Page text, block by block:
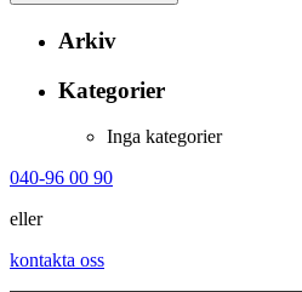
Arkiv
Kategorier
Inga kategorier
040-96 00 90
eller
kontakta oss